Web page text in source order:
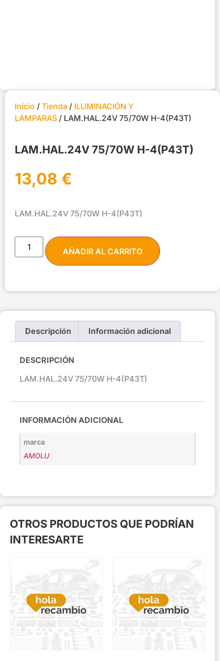
Inicio / Tienda / ILUMINACIÓN Y
LÁMPARAS / LAM.HAL.24V 75/70W H-4(P43T)
LAM.HAL.24V 75/70W H-4(P43T)
13,08 €
LAM.HAL.24V 75/70W H-4(P43T)
AÑADIR AL CARRITO
Descripción Información adicional
DESCRIPCIÓN
LAM.HAL.24V 75/70W H-4(P43T)
INFORMACIÓN ADICIONAL
marca
AMOLU
OTROS PRODUCTOS QUE PODRÍAN
INTERESARTE